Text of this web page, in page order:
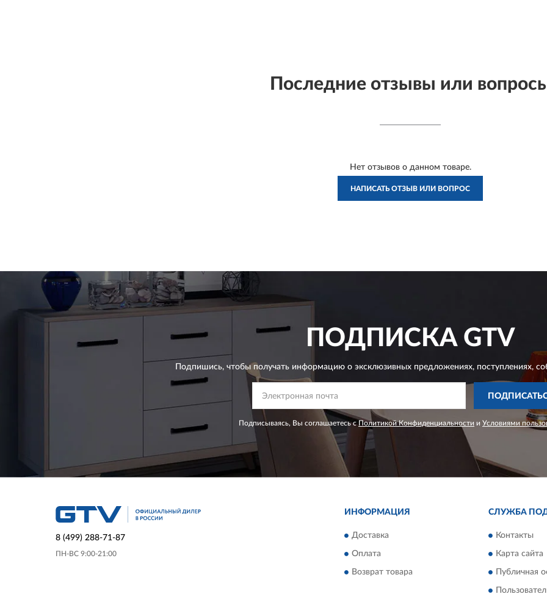
Последние отзывы или
Нет отзывов о данном товаре.
НАПИСАТЬ ОТЗЫВ ИЛИ ВОПРОС
ПОДПИСКАGTV
Подпишись, чтобы получать информацию о эксклюзивных предложениях,поступлениях,
Подписываясь, Вы соглашаетесь сПолитикой Конфиденциальности и Условиями
8 (499) 288-71-87
ПН-ВС 9:00-21:00
ИНФОРМАЦИЯ
Доставка
Оплата
Возврат товара
СЛУЖБА
Контакты
Карта сайта
Публичная